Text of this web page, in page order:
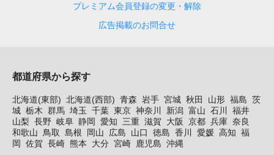
プレミアム会員登録の変更・解除
広告掲載のお問合せ
都道府県から探す
北海道(東部) 北海道(西部) 青森 岩手 宮城 秋田 山形 福島 茨
城 栃木 群馬 埼玉 千葉 東京 神奈川 新潟 富山 石川
福井
山梨 長野 岐阜 静岡 愛知 三重 滋賀 大阪 京都 兵庫 奈良
和歌山
鳥取 島根 岡山 広島 山口 徳島 香川 愛媛 高知 福
岡 佐賀 長崎 熊本 大分 宮崎 鹿児島 沖縄